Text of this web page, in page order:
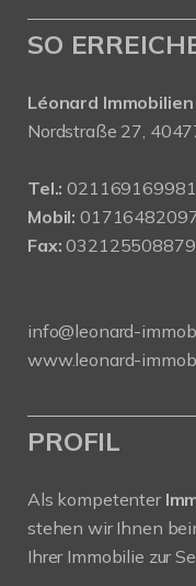
SO
Léonard
Nordstraße 27,
Tel.: 021169169981
Mobil:
Fax: 032125508879
info@leonard-
www.leonard-
PROFIL
Als kompetenter
stehen wir Ihnen
Ihrer Immobilie zur